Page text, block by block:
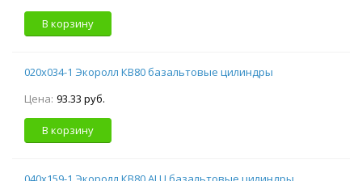
В корзину
020х034-1 Экоролл КВ80 базальтовые цилиндры
Цена: 93.33 руб.
В корзину